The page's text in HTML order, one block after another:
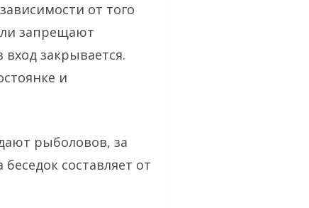
от того
запрещают
закрывается.
и
рыболовов, за
составляет от